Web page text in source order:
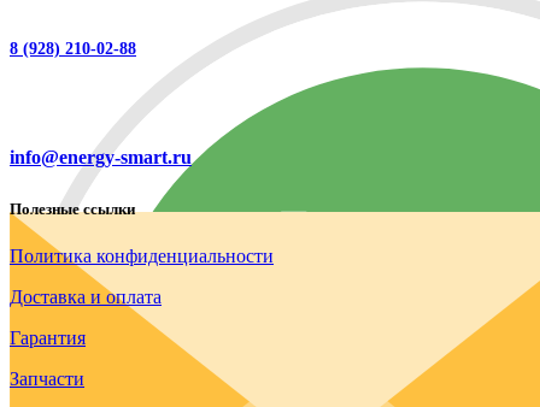
8 (928) 210-02-88
info@energy-smart.ru
Полезные ссылки
Политика конфиденциальности
Доставка и оплата
Гарантия
Запчасти